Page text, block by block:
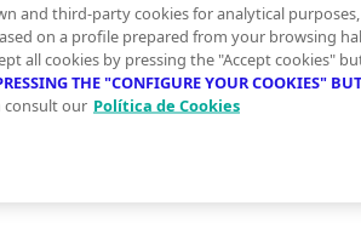
© 2026 Vivegreen -
and third-party cookies for analytical
on a profile prepared from your browsing
all cookies by pressing the "Accept cookies"
THE "CONFIGURE YOUR COOKIES"
consult our Política de Cookies